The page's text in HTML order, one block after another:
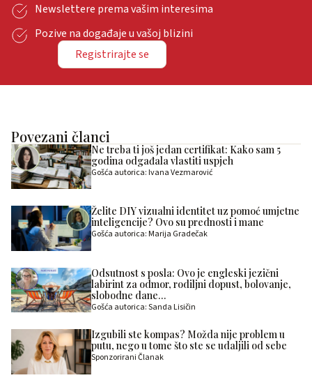
Newslettere prema vašim interesima
Pozive na događaje u vašoj blizini
Registrirajte se
Povezani članci
Ne treba ti još jedan certifikat: Kako sam 5
godina odgađala vlastiti uspjeh
Gošća autorica: Ivana Vezmarović
Želite DIY vizualni identitet uz pomoć umjetne
inteligencije? Ovo su prednosti i mane
Gošća autorica: Marija Gradečak
Odsutnost s posla: Ovo je engleski jezični
labirint za odmor, rodiljni dopust, bolovanje,
slobodne dane…
Gošća autorica: Sanda Lisičin
Izgubili ste kompas? Možda nije problem u
putu, nego u tome što ste se udaljili od sebe
Sponzorirani Članak